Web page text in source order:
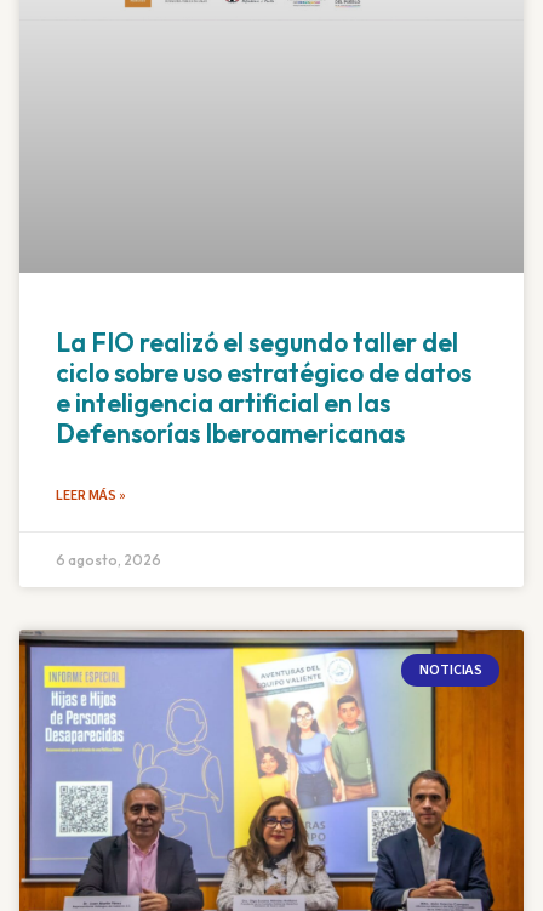
La FIO realizó el segundo taller del
ciclo sobre uso estratégico de datos
e inteligencia artificial en las
Defensorías Iberoamericanas
LEER MÁS »
6 agosto, 2026
NOTICIAS